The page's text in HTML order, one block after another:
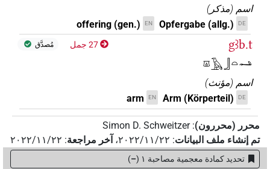
اسم (مذكر)
DE
Opfergabe (allg.)
EN
offering (gen.)
gꜣb.t
𓎼𓄿𓃀𓏏𓂢
27 جمل مُصدَّق
اسم (مؤنث)
DE
Arm (Körperteil)
EN
arm
محرر (محررون):
Simon D. Schweitzer
تم إنشاء ملف البيانات: ٢٠٢٢/١١/٢٢، آخر مراجعة: ٢٠٢٢/١١/٢٢
تحديد كمادة معجمية مصاحبة ١ –
)